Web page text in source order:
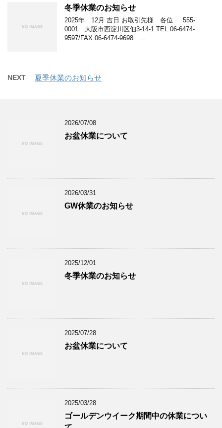
冬季休業のお知らせ
2025年 12月 吉日 お取引先様 各位 555-
0001 大阪市西淀川区佃3-14-1 TEL:06-6474-
9597/FAX:06-6474-9698 …
NEXT 夏季休業のお知らせ
2026/07/08
お盆休業について
2026/03/31
GW休業のお知らせ
2025/12/01
冬季休業のお知らせ
2025/07/28
お盆休業について
2025/03/28
ゴールデンウイーク期間中の休業につい